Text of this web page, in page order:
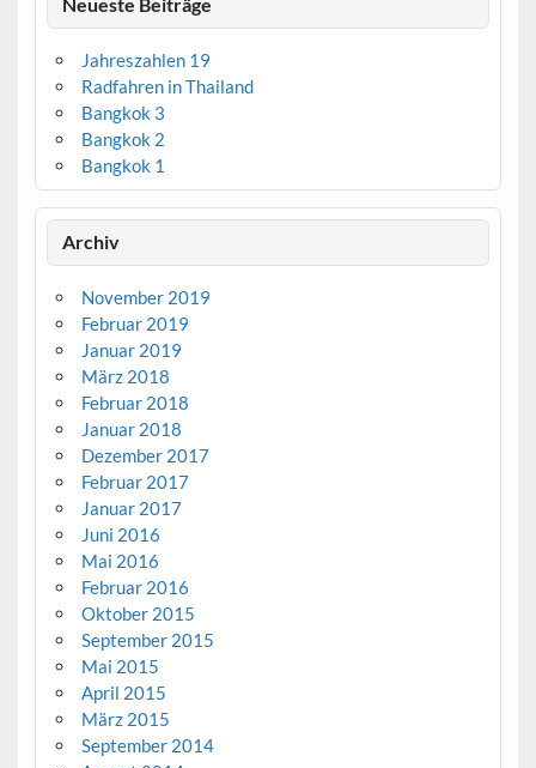
Jahreszahlen 19
Radfahren in Thailand
Bangkok 3
Bangkok 2
Bangkok 1
Archiv
November 2019
Februar 2019
Januar 2019
März 2018
Februar 2018
Januar 2018
Dezember 2017
Februar 2017
Januar 2017
Juni 2016
Mai 2016
Februar 2016
Oktober 2015
September 2015
Mai 2015
April 2015
März 2015
September 2014